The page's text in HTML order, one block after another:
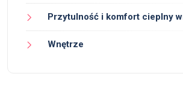
Przytulność i komfort cieplny
Wnętrze